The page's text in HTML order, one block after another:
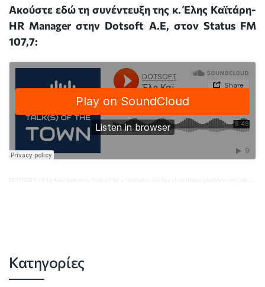
Ακούστε εδώ τη συνέντευξη της κ. Έλης Καϊτάρη-
HR Manager στην Dotsoft A.E, στον Status FM
107,7:
DOTSOFT · Έλη Καϊτάρη στον Status FM: «Το εξωτερικό δεν είναι πλέον μονόδρομος για τους νέους της Πληροφορικής»
Κατηγορίες